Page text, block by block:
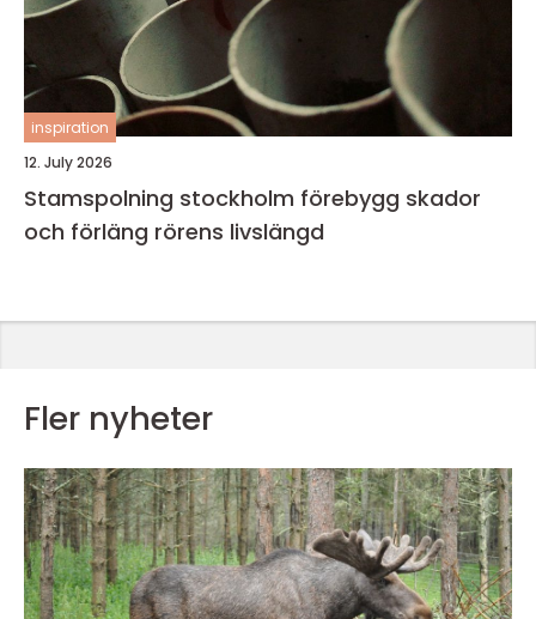
inspiration
12. July 2026
Stamspolning stockholm förebygg skador
och förläng rörens livslängd
Fler nyheter